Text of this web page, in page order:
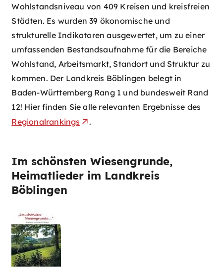
Wohlstandsniveau von 409 Kreisen und kreisfreien
Städten. Es wurden 39 ökonomische und
strukturelle Indikatoren ausgewertet, um zu einer
umfassenden Bestandsaufnahme für die Bereiche
Wohlstand, Arbeitsmarkt, Standort und Struktur zu
kommen. Der Landkreis Böblingen belegt in
Baden-Württemberg Rang 1 und bundesweit Rand
12! Hier finden Sie alle relevanten Ergebnisse des
Regionalrankings
.
Im schönsten Wiesengrunde,
Heimatlieder im Landkreis
Böblingen